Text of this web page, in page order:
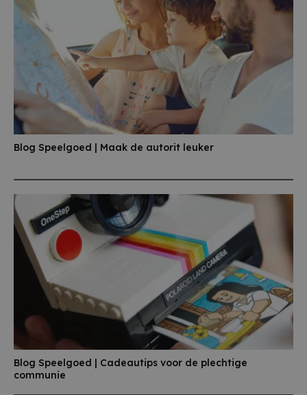
Blog Speelgoed | Maak de autorit leuker
Blog Speelgoed | Cadeautips voor de plechtige
communie